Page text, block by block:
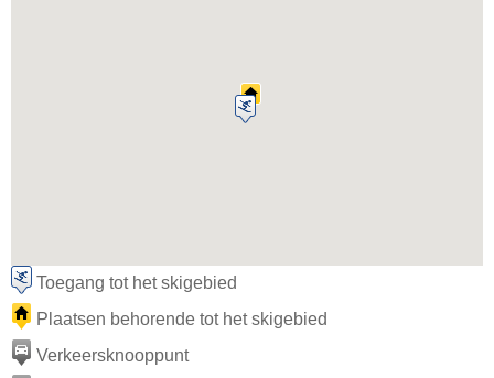
Toegang tot het skigebied
Plaatsen behorende tot het skigebied
Verkeersknooppunt